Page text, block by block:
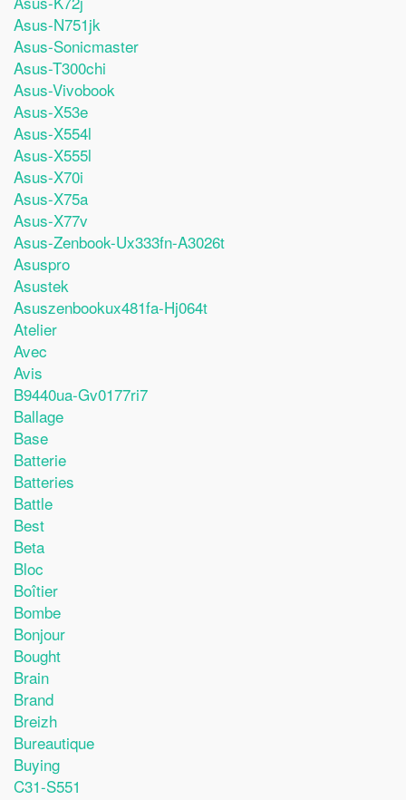
Asus-N751jk
Asus-Sonicmaster
Asus-T300chi
Asus-Vivobook
Asus-X53e
Asus-X554l
Asus-X555l
Asus-X70i
Asus-X75a
Asus-X77v
Asus-Zenbook-Ux333fn-A3026t
Asuspro
Asustek
Asuszenbookux481fa-Hj064t
Atelier
Avec
Avis
B9440ua-Gv0177ri7
Ballage
Base
Batterie
Batteries
Battle
Best
Beta
Bloc
Boîtier
Bombe
Bonjour
Bought
Brain
Brand
Breizh
Bureautique
Buying
C31-S551